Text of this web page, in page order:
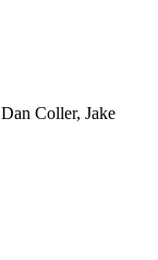
Coller, Jake